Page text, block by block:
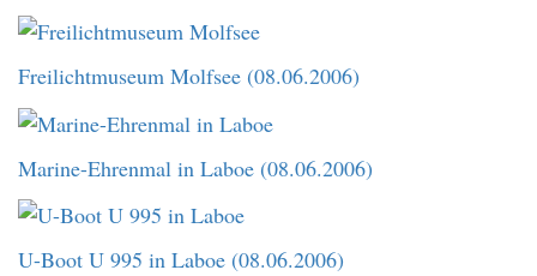
Freilichtmuseum Molfsee (08.06.2006)
Marine-Ehrenmal in Laboe (08.06.2006)
U-Boot U 995 in Laboe (08.06.2006)